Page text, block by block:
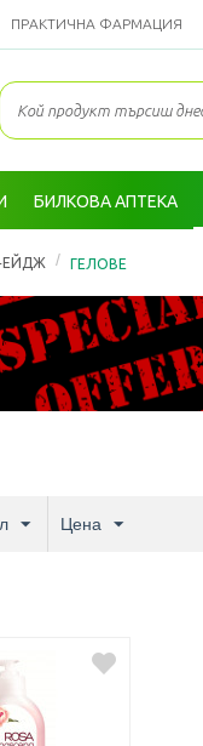
ПРАКТИЧНА ФАРМАЦИЯ
БИЛКОВА АПТЕКА
ЕЙДЖ / ГЕЛОВЕ
Цена